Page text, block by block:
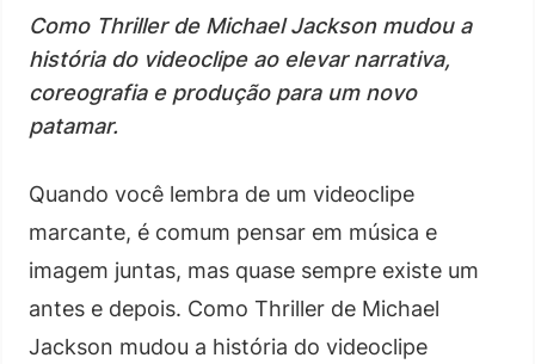
Como Thriller de Michael Jackson mudou a
história do videoclipe ao elevar narrativa,
coreografia e produção para um novo
patamar.
Quando você lembra de um videoclipe
marcante, é comum pensar em música e
imagem juntas, mas quase sempre existe um
antes e depois. Como Thriller de Michael
Jackson mudou a história do videoclipe